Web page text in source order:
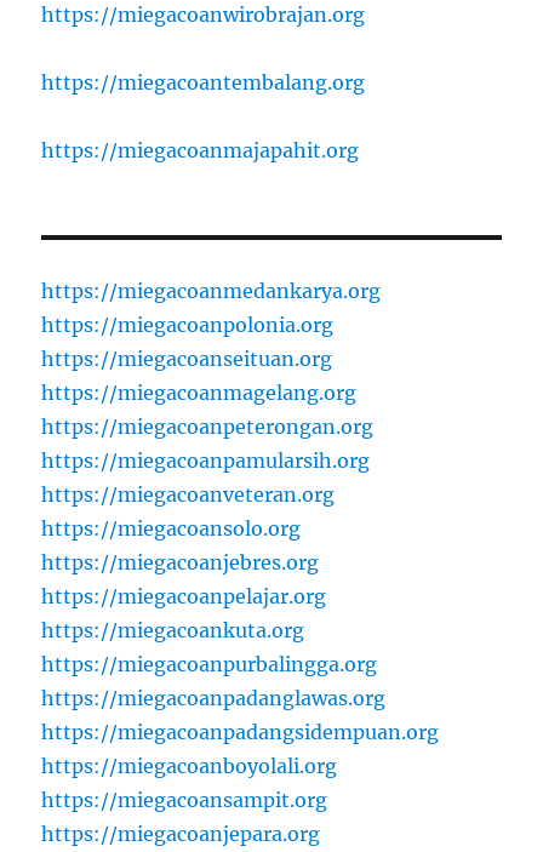
https://miegacoanwirobrajan.org
https://miegacoantembalang.org
https://miegacoanmajapahit.org
https://miegacoanmedankarya.org
https://miegacoanpolonia.org
https://miegacoanseituan.org
https://miegacoanmagelang.org
https://miegacoanpeterongan.org
https://miegacoanpamularsih.org
https://miegacoanveteran.org
https://miegacoansolo.org
https://miegacoanjebres.org
https://miegacoanpelajar.org
https://miegacoankuta.org
https://miegacoanpurbalingga.org
https://miegacoanpadanglawas.org
https://miegacoanpadangsidempuan.org
https://miegacoanboyolali.org
https://miegacoansampit.org
https://miegacoanjepara.org